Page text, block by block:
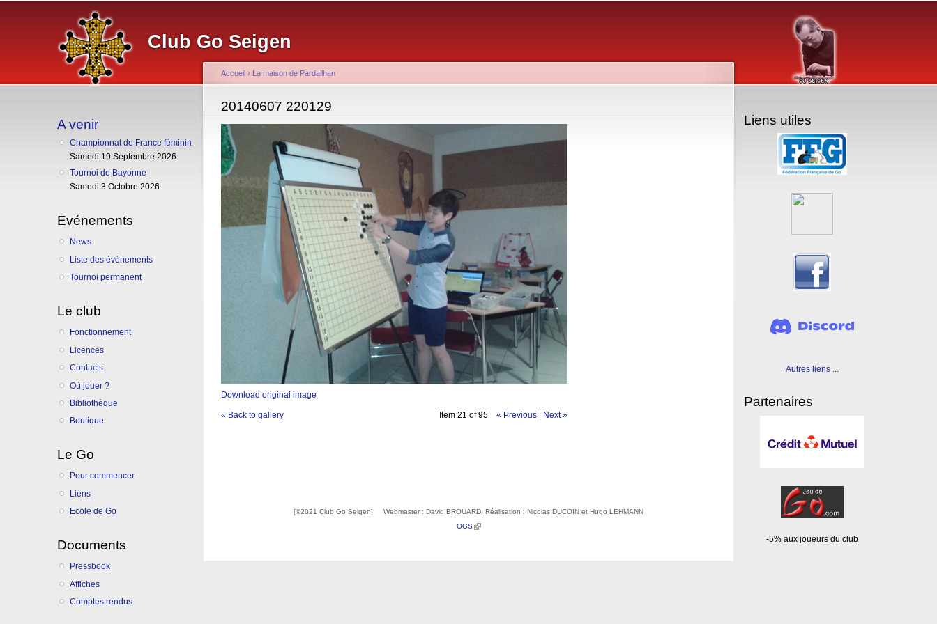
Club Go Seigen
A venir
Championnat de France féminin
Samedi 19 Septembre 2026
Tournoi de Bayonne
Samedi 3 Octobre 2026
Evénements
News
Liste des événements
Tournoi permanent
Le club
Fonctionnement
Licences
Contacts
Où jouer ?
Bibliothèque
Boutique
Le Go
Pour commencer
Liens
Ecole de Go
Documents
Pressbook
Affiches
Comptes rendus
Vous êtes ici
Accueil › La maison de Pardailhan
20140607 220129
Download original image
« Back to gallery Item 21 of 95 « Previous Next »
[©2021 Club Go Seigen] Webmaster : David BROUARD, Réalisation : Nicolas DUCOIN et Hugo LEHMANN
OGS(link is external)
Liens utiles
Autres liens ...
Partenaires
-5% aux joueurs du club